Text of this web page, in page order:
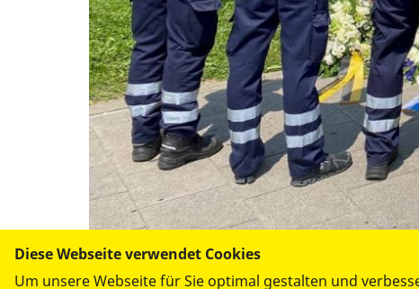
Foto: ASB Müchen/Oberbayern
Diese Webseite verwendet Cookies
Um unsere Webseite für Sie optimal gestalten und